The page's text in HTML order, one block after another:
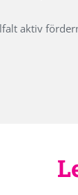
aktiv